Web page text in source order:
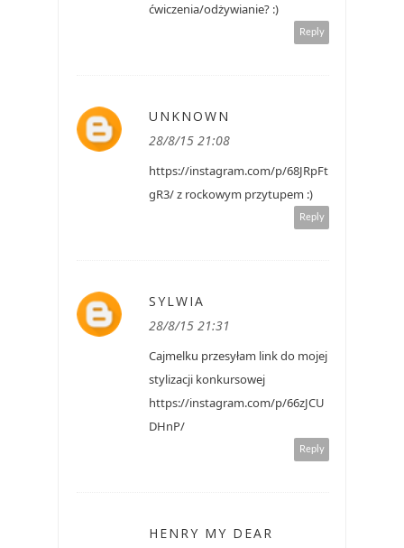
ćwiczenia/odżywianie? :)
Reply
UNKNOWN
28/8/15 21:08
https://instagram.com/p/68JRpFt
gR3/ z rockowym przytupem :)
Reply
SYLWIA
28/8/15 21:31
Cajmelku przesyłam link do mojej
stylizacji konkursowej
https://instagram.com/p/66zJCU
DHnP/
Reply
HENRY MY DEAR